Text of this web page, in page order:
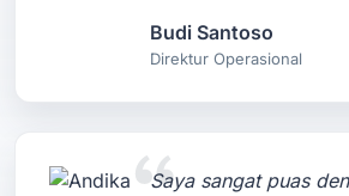
Budi Santoso
Direktur Operasional
Saya sangat puas